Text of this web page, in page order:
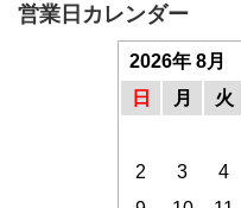
営業日カレンダー
2026年 8月
日
月 火
2
3 4